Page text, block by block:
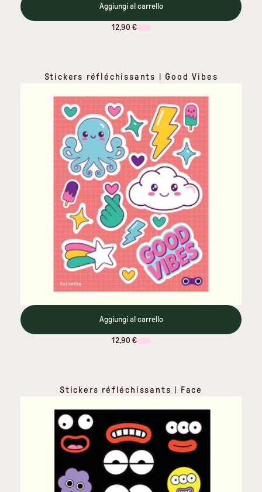
Aggiungi al carrello
12,90 €
Stickers réfléchissants | Good Vibes
Aggiungi al carrello
12,90 €
Stickers réfléchissants | Face